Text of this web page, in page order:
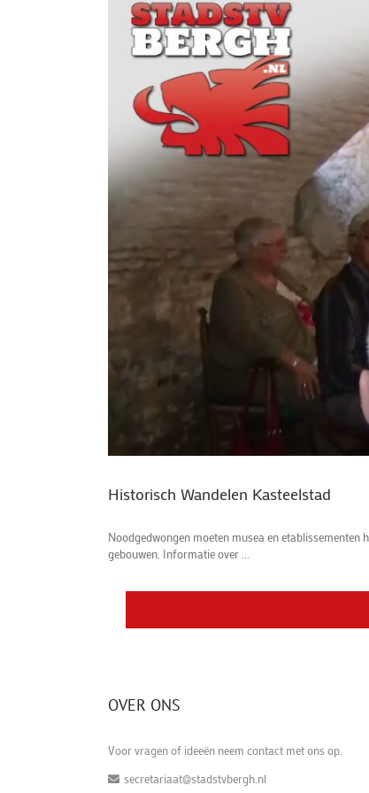
Historisch Wandelen Kasteelstad
Noodgedwongen moeten musea en etablissementen
gebouwen. Informatie over ...
OVER ONS
Voor vragen of ideeën neem contact met ons op.
secretariaat@stadstvbergh.nl